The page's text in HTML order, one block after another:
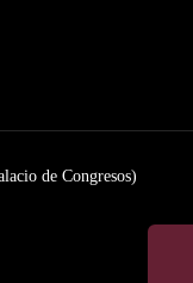
de Congresos)